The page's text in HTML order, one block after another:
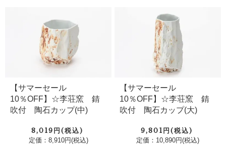
【サマーセール
10％OFF】☆李荘窯 錆
吹付 陶石カップ(中)
8,019円(税込)
定価：8,910円(税込)
【サマーセール
10％OFF】☆李荘窯 錆
吹付 陶石カップ(大)
9,801円(税込)
定価：10,890円(税込)